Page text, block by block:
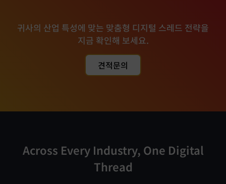
귀사의 산업 특성에 맞는 맞춤형 디지털 스레드 전략을
지금 확인해 보세요.
견적문의
Across Every Industry, One Digital
Thread